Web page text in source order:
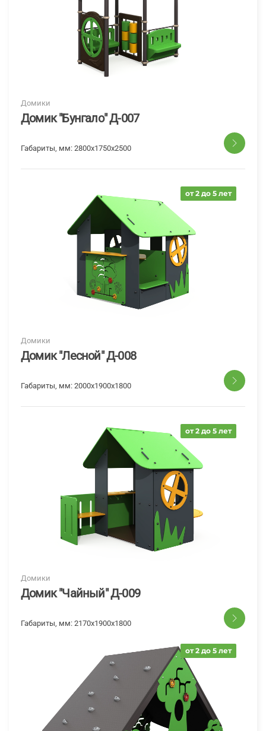
Домики
Домик "Бунгало" Д-007
Габариты, мм: 2800x1750x2500
от 2 до 5 лет
Домики
Домик "Лесной" Д-008
Габариты, мм: 2000х1900х1800
от 2 до 5 лет
Домики
Домик "Чайный" Д-009
Габариты, мм: 2170x1900x1800
от 2 до 5 лет